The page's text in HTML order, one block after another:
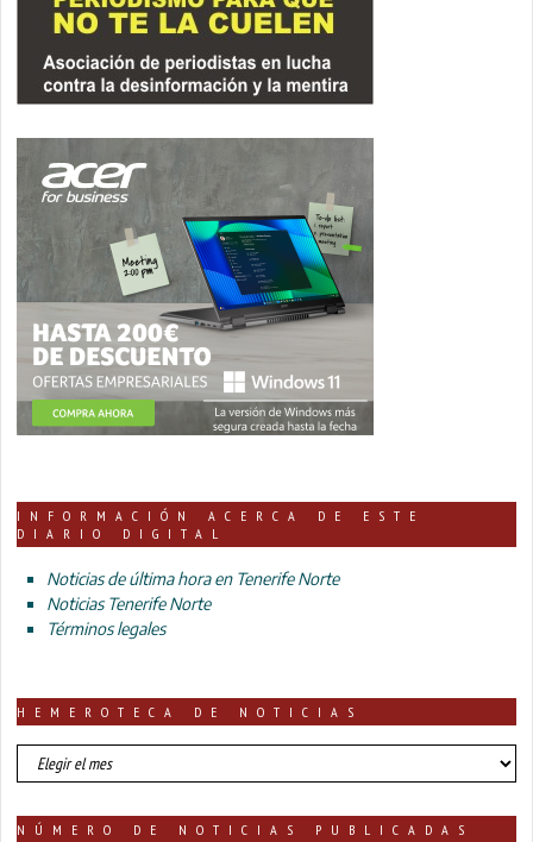
INFORMACIÓN ACERCA DE ESTE
DIARIO DIGITAL
Noticias de última hora en Tenerife Norte
Noticias Tenerife Norte
Términos legales
HEMEROTECA DE NOTICIAS
HEMEROTECA
DE
NÚMERO DE NOTICIAS PUBLICADAS